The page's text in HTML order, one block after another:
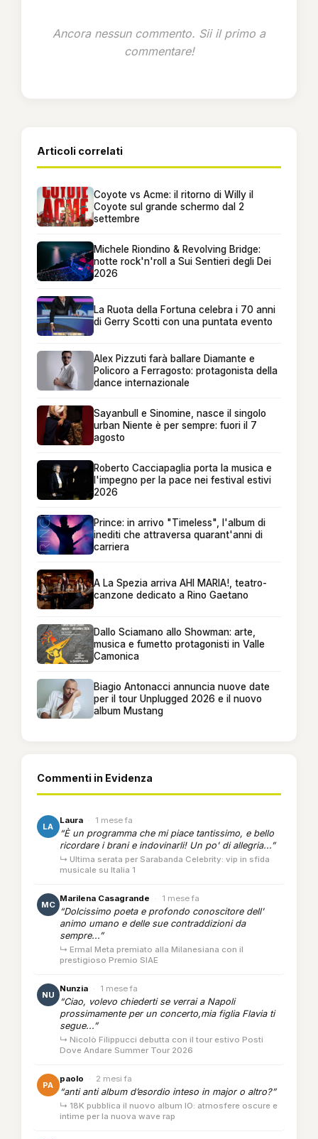
Ancora nessun commento. Sii il primo a
commentare!
Articoli correlati
Coyote vs Acme: il ritorno di Willy il
Coyote sul grande schermo dal 2
settembre
Michele Riondino & Revolving Bridge:
notte rock'n'roll a Sui Sentieri degli Dei
2026
La Ruota della Fortuna celebra i 70 anni
di Gerry Scotti con una puntata evento
Alex Pizzuti farà ballare Diamante e
Policoro a Ferragosto: protagonista della
dance internazionale
Sayanbull e Sinomine, nasce il singolo
urban Niente è per sempre: fuori il 7
agosto
Roberto Cacciapaglia porta la musica e
l'impegno per la pace nei festival estivi
2026
Prince: in arrivo "Timeless", l'album di
inediti che attraversa quarant'anni di
carriera
A La Spezia arriva AHI MARIA!, teatro-
canzone dedicato a Rino Gaetano
Dallo Sciamano allo Showman: arte,
musica e fumetto protagonisti in Valle
Camonica
Biagio Antonacci annuncia nuove date
per il tour Unplugged 2026 e il nuovo
album Mustang
Commenti in Evidenza
LA
Laura · 1 mese fa
“È un programma che mi piace tantissimo, e bello
ricordare i brani e indovinarli! Un po' di allegria...”
↳ Ultima serata per Sarabanda Celebrity: vip in sfida
musicale su Italia 1
MC
Marilena Casagrande · 1 mese fa
“Dolcissimo poeta e profondo conoscitore dell'
animo umano e delle sue contraddizioni da
sempre...”
↳ Ermal Meta premiato alla Milanesiana con il
prestigioso Premio SIAE
NU
Nunzia · 1 mese fa
“Ciao, volevo chiederti se verrai a Napoli
prossimamente per un concerto,mia figlia Flavia ti
segue...”
↳ Nicolò Filippucci debutta con il tour estivo Posti
Dove Andare Summer Tour 2026
PA
paolo · 2 mesi fa
“anti anti album d’esordio inteso in major o altro?”
↳ 18K pubblica il nuovo album IO: atmosfere oscure e
intime per la nuova wave rap